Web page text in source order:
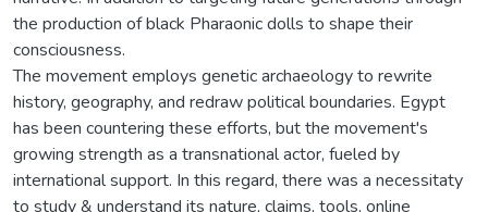
the production of black Pharaonic dolls to shape their
consciousness.
The movement employs genetic archaeology to rewrite
history, geography, and redraw political boundaries. Egypt
has been countering these efforts, but the movement's
growing strength as a transnational actor, fueled by
international support. In this regard, there was a necessitaty
to study & understand its nature, claims, tools, online